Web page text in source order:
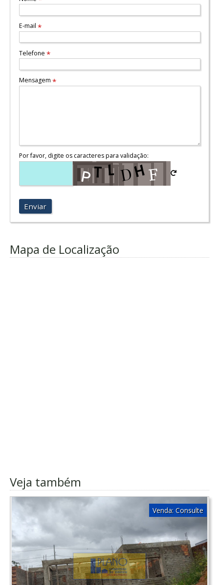
E-mail *
Telefone *
Mensagem *
Por favor, digite os caracteres para validação:
Enviar
Mapa de Localização
Veja também
Venda: Consulte